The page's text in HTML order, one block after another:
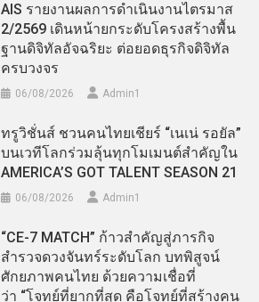
AIS รายงานผลการดำเนินงานไตรมาส
2/2569 เดินหน้ายกระดับโครงสร้างพื้น
ฐานดิจิทัลอัจฉริยะ ต่อยอดธุรกิจดิจิทัล
ครบวงจร
06/08/2026 Admin​1
ทรูวิชั่นส์ ชวนคนไทยเชียร์ “เนเน่ รอยัล”
บนเวทีโลกร่วมลุ้นทุกโมเมนต์สำคัญใน
AMERICA’S GOT TALENT SEASON 21
06/08/2026 Admin​1
“CE-7 MATCH” ก้าวสำคัญสู่ภารกิจ
สำรวจดวงจันทร์ระดับโลก บทพิสูจน์
ศักยภาพคนไทย ด้วยความเชื่อที่
ว่า “โจทย์ที่ยากที่สุด คือโจทย์ที่สร้างคน